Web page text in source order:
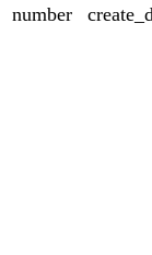
number